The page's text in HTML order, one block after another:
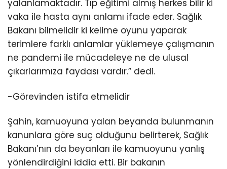
yalanlamaktadır. Tıp eğitimi almış herkes bilir ki
vaka ile hasta aynı anlamı ifade eder. Sağlık
Bakanı bilmelidir ki kelime oyunu yaparak
terimlere farklı anlamlar yüklemeye çalışmanın
ne pandemi ile mücadeleye ne de ulusal
çıkarlarımıza faydası vardır.” dedi.
-Görevinden istifa etmelidir
Şahin, kamuoyuna yalan beyanda bulunmanın
kanunlara göre suç olduğunu belirterek, Sağlık
Bakanı’nın da beyanları ile kamuoyunu yanlış
yönlendirdiğini iddia etti. Bir bakanın